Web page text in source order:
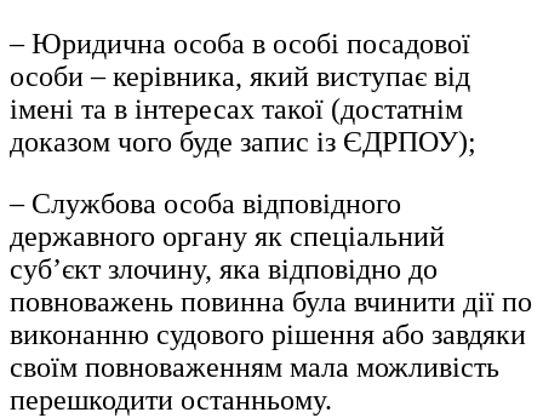
– Юридична особа в особі посадової
особи – керівника, який виступає від
імені та в інтересах такої (достатнім
доказом чого буде запис із ЄДРПОУ);
– Службова особа відповідного
державного органу як спеціальний
суб’єкт злочину, яка відповідно до
повноважень повинна була вчинити дії по
виконанню судового рішення або завдяки
своїм повноваженням мала можливість
перешкодити останньому.